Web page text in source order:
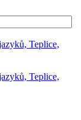
Teplice,
Teplice,